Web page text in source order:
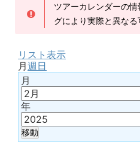
ツアーカレンダーの
グにより実際と異なる
リスト 表示
月週 日
月
年